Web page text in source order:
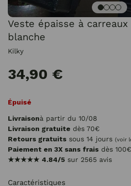
Veste épaisse à
blanche
Kilky
34,90 €
Épuisé
Livraisonà partir du 10/08
Livraison gratuite dès 70€
Retours gratuits sous 14 jours (voir
Paiement en 3X sans frais dès 100€
★★★★★ 4.84/5 sur 2565 avis
Caractéristiques